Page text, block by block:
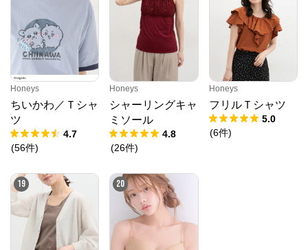
Honeys
ちいかわ／Ｔシャ
ツ
4.7
(56件)
Honeys
シャーリングキャ
ミソール
4.8
(26件)
Honeys
フリルＴシャツ
5.0
(6件)
19 20